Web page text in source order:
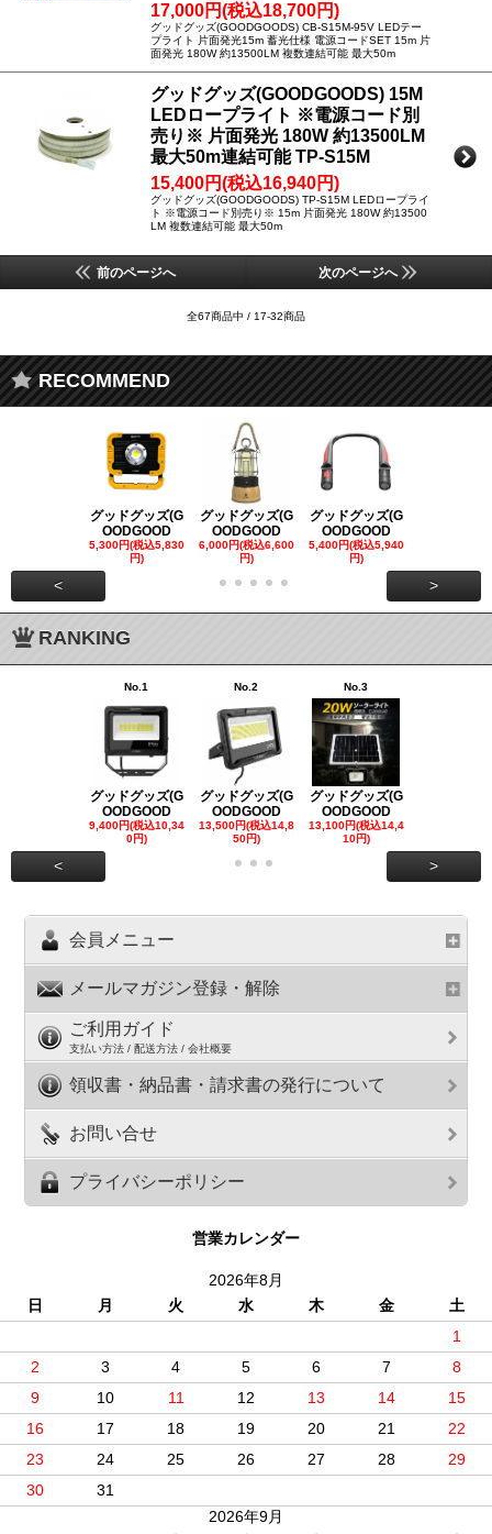
17,000円(税込18,700円)
グッドグッズ(GOODGOODS) CB-S15M-95V LEDテー
プライト 片面発光15m 蓄光仕様 電源コードSET 15m 片
面発光 180W 約13500LM 複数連結可能 最大50m
グッドグッズ(GOODGOODS) 15M
LEDロープライト ※電源コード別
売り※ 片面発光 180W 約13500LM
最大50m連結可能 TP-S15M
15,400円(税込16,940円)
グッドグッズ(GOODGOODS) TP-S15M LEDロープライ
ト ※電源コード別売り※ 15m 片面発光 180W 約13500
LM 複数連結可能 最大50m
前のページへ 次のページへ
全67商品中 / 17-32商品
RECOMMEND
グッドグッズ(G
OODGOOD
5,300円(税込5,830
円)
グッドグッズ(G
OODGOOD
6,000円(税込6,600
円)
グッドグッズ(G
OODGOOD
5,400円(税込5,940
円)
< >
RANKING
No.1
グッドグッズ(G
OODGOOD
9,400円(税込10,34
0円)
No.2
グッドグッズ(G
OODGOOD
13,500円(税込14,8
50円)
No.3
グッドグッズ(G
OODGOOD
13,100円(税込14,4
10円)
< >
会員メニュー
メールマガジン登録・解除
ご利用ガイド
支払い方法 / 配送方法 / 会社概要
領収書・納品書・請求書の発行について
お問い合せ
プライバシーポリシー
営業カレンダー
2026年8月
日
月 火 水 木 金
土
1
2
3 4 5 6 7
8
9
10 11 12 13 14
15
16
17 18 19 20 21
22
23
24 25 26 27 28
29
30
31
2026年9月